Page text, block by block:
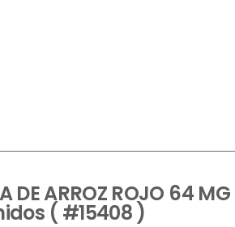
DE ARROZ ROJO 64
( #15408 )